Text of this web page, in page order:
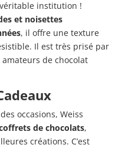
institution !
et noisettes
, il offre une texture
Il est très prisé par
de chocolat
occasions, Weiss
de chocolats,
créations. C’est